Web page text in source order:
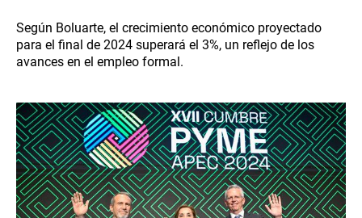
Según Boluarte, el crecimiento económico proyectado
para el final de 2024 superará el 3%, un reflejo de los
avances en el empleo formal.